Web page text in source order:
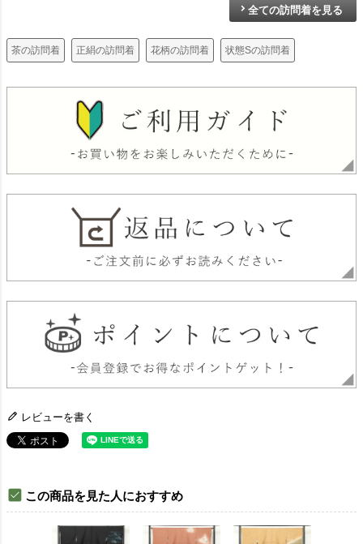
全ての訪問着を見る
茶の訪問着 正絹の訪問着 花柄の訪問着 状態Sの訪問着
レビューを書く
この商品を見た人におすすめ